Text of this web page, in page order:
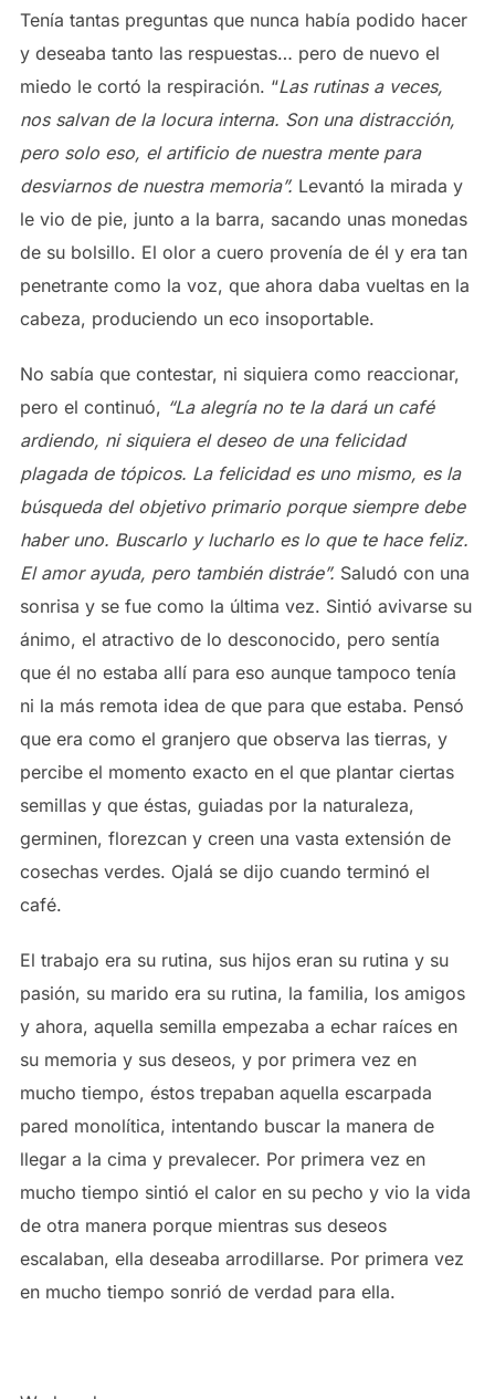
Tenía tantas preguntas que nunca había podido hacer
y deseaba tanto las respuestas… pero de nuevo el
miedo le cortó la respiración. “Las rutinas a veces,
nos salvan de la locura interna. Son una distracción,
pero solo eso, el artificio de nuestra mente para
desviarnos de nuestra memoria”. Levantó la mirada y
le vio de pie, junto a la barra, sacando unas monedas
de su bolsillo. El olor a cuero provenía de él y era tan
penetrante como la voz, que ahora daba vueltas en la
cabeza, produciendo un eco insoportable.
No sabía que contestar, ni siquiera como reaccionar,
pero el continuó, “La alegría no te la dará un café
ardiendo, ni siquiera el deseo de una felicidad
plagada de tópicos. La felicidad es uno mismo, es la
búsqueda del objetivo primario porque siempre debe
haber uno. Buscarlo y lucharlo es lo que te hace feliz.
El amor ayuda, pero también distráe”. Saludó con una
sonrisa y se fue como la última vez. Sintió avivarse su
ánimo, el atractivo de lo desconocido, pero sentía
que él no estaba allí para eso aunque tampoco tenía
ni la más remota idea de que para que estaba. Pensó
que era como el granjero que observa las tierras, y
percibe el momento exacto en el que plantar ciertas
semillas y que éstas, guiadas por la naturaleza,
germinen, florezcan y creen una vasta extensión de
cosechas verdes. Ojalá se dijo cuando terminó el
café.
El trabajo era su rutina, sus hijos eran su rutina y su
pasión, su marido era su rutina, la familia, los amigos
y ahora, aquella semilla empezaba a echar raíces en
su memoria y sus deseos, y por primera vez en
mucho tiempo, éstos trepaban aquella escarpada
pared monolítica, intentando buscar la manera de
llegar a la cima y prevalecer. Por primera vez en
mucho tiempo sintió el calor en su pecho y vio la vida
de otra manera porque mientras sus deseos
escalaban, ella deseaba arrodillarse. Por primera vez
en mucho tiempo sonrió de verdad para ella.